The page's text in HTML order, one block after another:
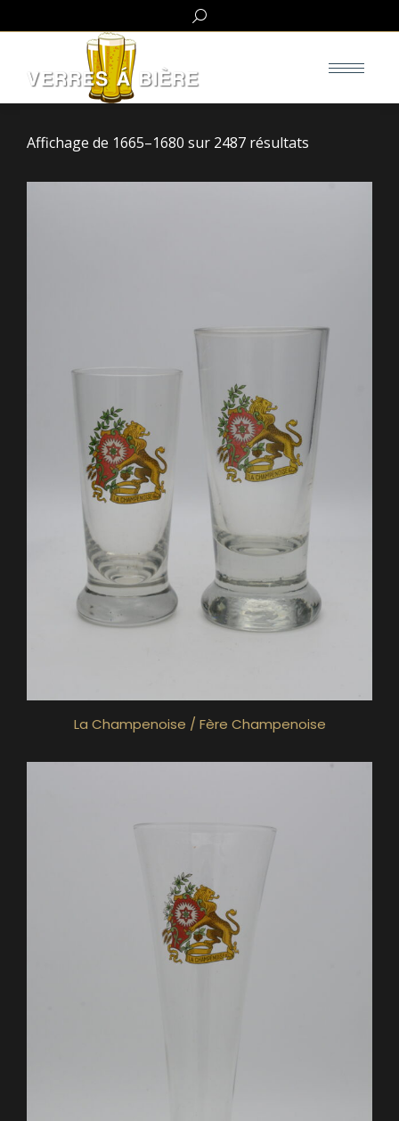
Search:
Affichage de 1665–1680 sur 2487 résultats
La Champenoise / Fère Champenoise